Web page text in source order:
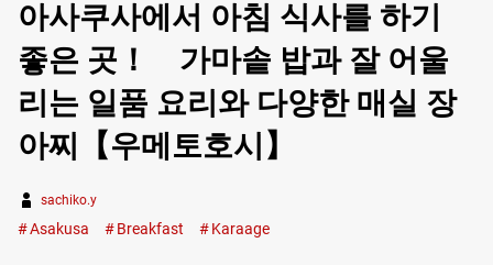
아사쿠사에서 아침 식사를 하기
좋은 곳！ 가마솥 밥과 잘 어울
리는 일품 요리와 다양한 매실 장
아찌【우메토호시】
sachiko.y
Asakusa Breakfast Karaage